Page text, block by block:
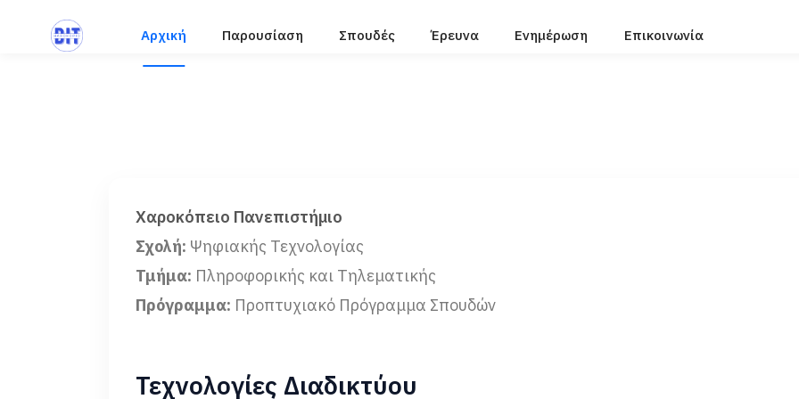
Αρχική Παρουσίαση Σπουδές Έρευνα Ενημέρωση Επικοινωνία
Χαροκόπειο Πανεπιστήμιο
Σχολή: Ψηφιακής Τεχνολογίας
Τμήμα: Πληροφορικής και Τηλεματικής
Πρόγραμμα: Προπτυχιακό Πρόγραμμα Σπουδών
Τεχνολογίες Διαδικτύου